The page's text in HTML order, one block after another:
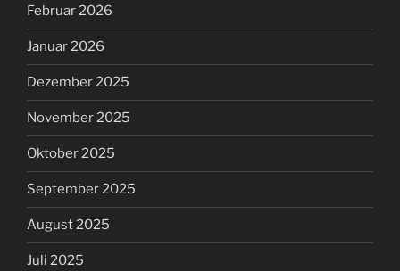
Februar 2026
Januar 2026
Dezember 2025
November 2025
Oktober 2025
September 2025
August 2025
Juli 2025